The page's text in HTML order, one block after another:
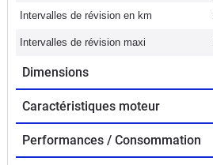
Intervalles de révision en km
Intervalles de révision maxi
Dimensions
Caractéristiques moteur
Performances / Consommation